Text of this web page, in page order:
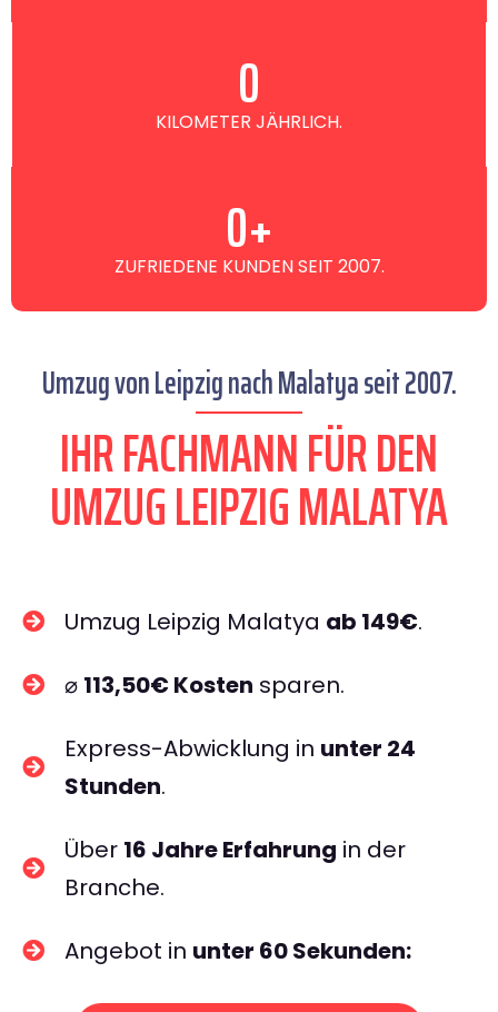
KILOMETER JÄHRLICH.
0
ZUFRIEDENE KUNDEN SEIT 2007.
0+
Umzug von Leipzig nach Malatya seit 2007.
IHR FACHMANN FÜR DEN
UMZUG LEIPZIG MALATYA
Umzug Leipzig Malatya ab 149€.
⌀ 113,50€ Kosten sparen.
Express-Abwicklung in unter 24
Stunden.
Über 16 Jahre Erfahrung in der
Branche.
Angebot in unter 60 Sekunden: